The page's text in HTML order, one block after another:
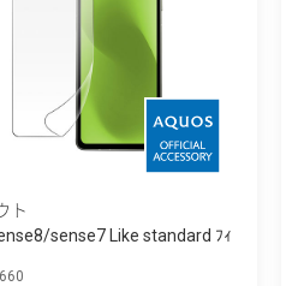
ト
sense7 Like standard ﾌｨ